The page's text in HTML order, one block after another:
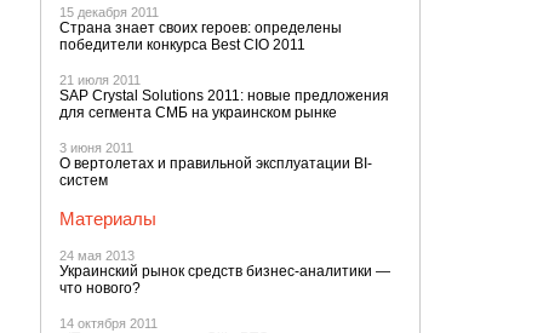
15 декабря 2011
Страна знает своих героев: определены
победители конкурса Best CIO 2011
21 июля 2011
SAP Crystal Solutions 2011: новые предложения
для сегмента СМБ на украинском рынке
3 июня 2011
О вертолетах и правильной эксплуатации BI-
систем
Материалы
24 мая 2013
Украинский рынок средств бизнес-аналитики —
что нового?
14 октября 2011